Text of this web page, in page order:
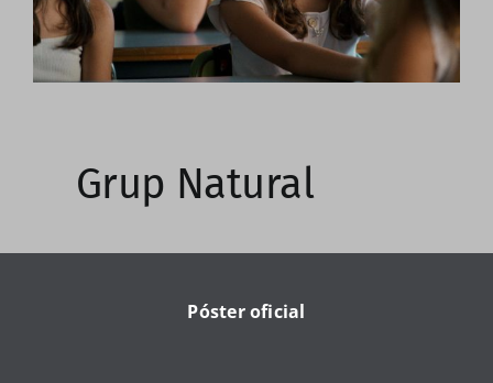
Grup Natural
Póster oficial